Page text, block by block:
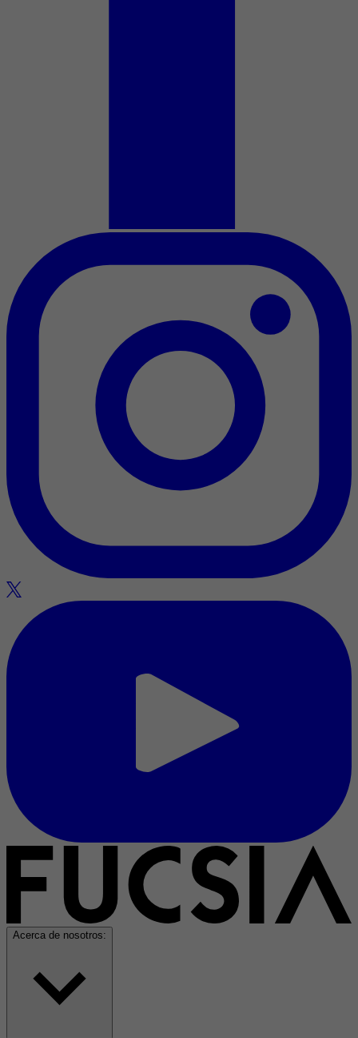
Acerca de nosotros: